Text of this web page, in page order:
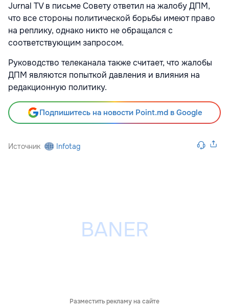
Jurnal TV в письме Совету ответил на жалобу ДПМ,
что все стороны политической борьбы имеют право
на реплику, однако никто не обращался с
соответствующим запросом.
Руководство телеканала также считает, что жалобы
ДПМ являются попыткой давления и влияния на
редакционную политику.
Подпишитесь на новости Point.md в Google
Источник Infotag
Разместить рекламу на сайте